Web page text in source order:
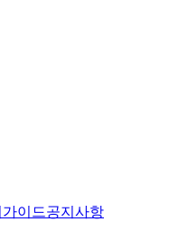
가이드공지사항